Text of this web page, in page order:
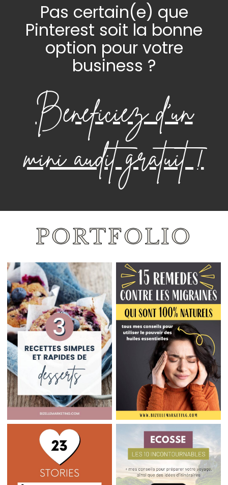
Pas certain(e) que
Pinterest soit la bonne
option pour votre
business ?
Bénéficiez d’un
mini audit gratuit !
PORTFOLIO